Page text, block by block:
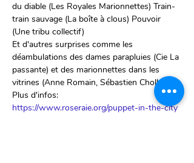
du diable (Les Royales Marionnettes) Train-
train sauvage (La boîte à clous) Pouvoir
(Une tribu collectif)
Et d'autres surprises comme les
déambulations des dames parapluies (Cie La
passante) et des marionnettes dans les
vitrines (Anne Romain, Sébastien Chollet).
Plus d'infos:
https://www.roseraie.org/puppet-in-the-city